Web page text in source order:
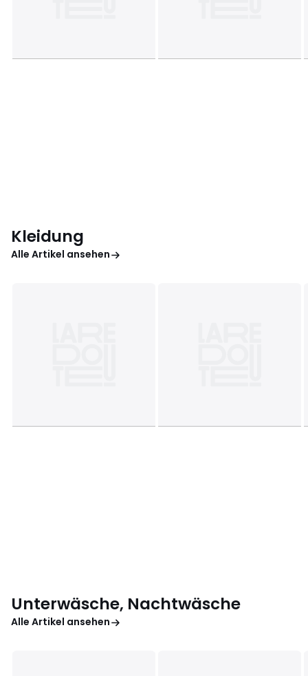
Kleidung
Alle Artikel ansehen
Unterwäsche, Nachtwäsche
Alle Artikel ansehen